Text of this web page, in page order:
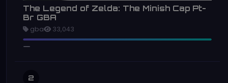
The Legend of Zelda: The Minish Cap Pt-
Br GBA
gba 33,043
2